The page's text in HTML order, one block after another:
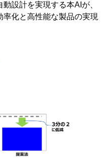
設計を実現する本AIが、
化と高性能な製品の実現